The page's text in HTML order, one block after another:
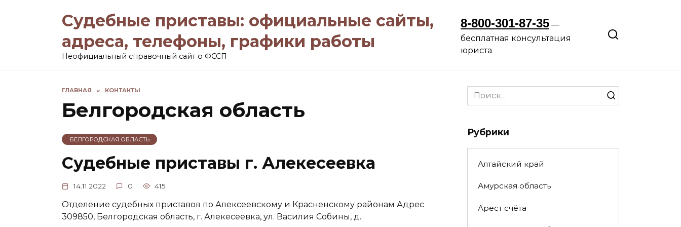
Судебные приставы: официальные сайты,
адреса, телефоны, графики работы
Неофициальный справочный сайт о ФССП
8-800-301-87-35 —
бесплатная консультация
юриста
ГЛАВНАЯ » КОНТАКТЫ
Белгородская область
БЕЛГОРОДСКАЯ ОБЛАСТЬ
Судебные приставы г. Алекесеевка
14.11.2022 0 415
Отделение судебных приставов по Алексеевскому и Красненскому районам Адрес
309850, Белгородская область, г. Алекесеевка, ул. Василия Собины, д.
Search
for:
Рубрики
Алтайский край
Амурская область
Арест счёта